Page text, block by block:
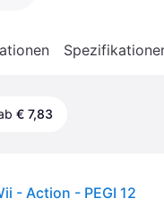
€ 7,83
- Action - PEGI 12